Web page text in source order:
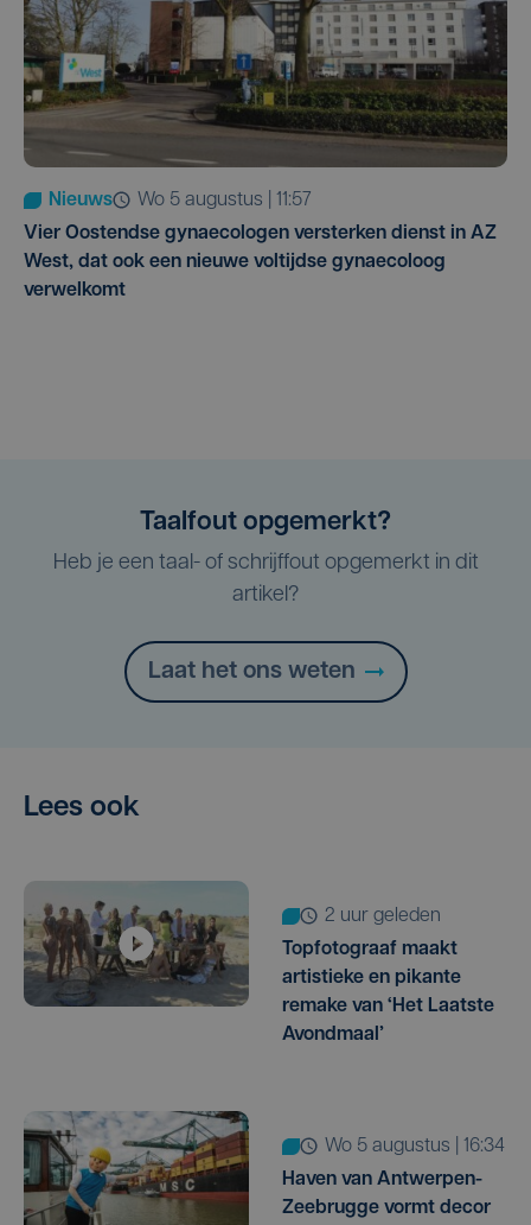
Nieuws
wo 5 augustus | 11:57
Vier Oostendse gynaecologen versterken dienst in AZ
West, dat ook een nieuwe voltijdse gynaecoloog
verwelkomt
Taalfout opgemerkt?
Heb je een taal- of schrijffout opgemerkt in dit
artikel?
Laat het ons weten
Lees ook
2 uur geleden
Topfotograaf maakt
artistieke en pikante
remake van ‘Het Laatste
Avondmaal’
wo 5 augustus | 16:34
Haven van Antwerpen-
Zeebrugge vormt decor